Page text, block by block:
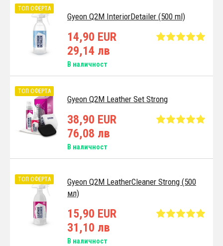
Gyeon Q2M InteriorDetailer (500 ml)
ТОП ОФЕРТА
14,90 EUR
29,14 лв
В наличност
Gyeon Q2M Leather Set Strong
ТОП ОФЕРТА
38,90 EUR
76,08 лв
В наличност
Gyeon Q2M LeatherCleaner Strong (500
мл)
ТОП ОФЕРТА
15,90 EUR
31,10 лв
В наличност